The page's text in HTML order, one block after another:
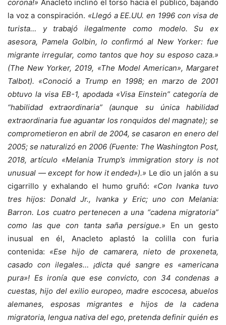
corona!» Anacleto inclinó el torso hacia el público, bajando
la voz a conspiración. «Llegó a EE.UU. en 1996 con visa de
turista… y trabajó ilegalmente como modelo. Su ex
asesora, Pamela Golbin, lo confirmó al New Yorker: fue
migrante irregular, como tantos que hoy su esposo caza.»
(The New Yorker, 2019, «The Model American», Margaret
Talbot). «Conoció a Trump en 1998; en marzo de 2001
obtuvo la visa EB-1, apodada «Visa Einstein” categoría de
“habilidad extraordinaria” (aunque su única habilidad
extraordinaria fue aguantar los ronquidos del magnate); se
comprometieron en abril de 2004, se casaron en enero del
2005; se naturalizó en 2006 (Fuente: The Washington Post,
2018, artículo «Melania Trump’s immigration story is not
unusual — except for how it ended»).» Le dio un jalón a su
cigarrillo y exhalando el humo gruñó: «Con Ivanka tuvo
tres hijos: Donald Jr., Ivanka y Eric; uno con Melania:
Barron. Los cuatro pertenecen a una “cadena migratoria”
como las que con tanta saña persigue.» En un gesto
inusual en él, Anacleto aplastó la colilla con furia
contenida: «Ese hijo de camarera, nieto de proxeneta,
casado con ilegales… ¡dicta qué sangre es «americana
pura»! Es ironía que ese convicto, con 34 condenas a
cuestas, hijo del exilio europeo, madre escocesa, abuelos
alemanes, esposas migrantes e hijos de la cadena
migratoria, lengua nativa del ego, pretenda definir quién es